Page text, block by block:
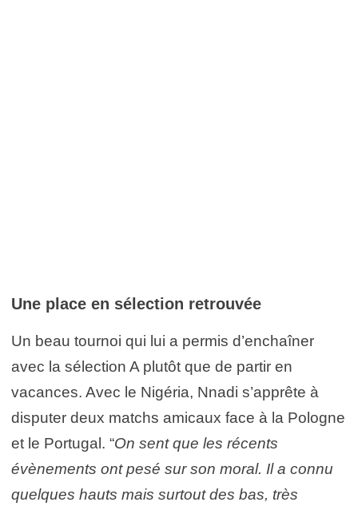
Une place en sélection retrouvée
Un beau tournoi qui lui a permis d’enchaîner
avec la sélection A plutôt que de partir en
vacances. Avec le Nigéria, Nnadi s’apprête à
disputer deux matchs amicaux face à la Pologne
et le Portugal. “On sent que les récents
évènements ont pesé sur son moral. Il a connu
quelques hauts mais surtout des bas, très